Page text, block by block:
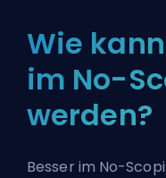
Wie
im No-
werden?
Besser im No-